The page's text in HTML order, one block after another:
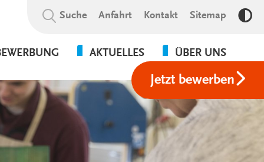
Suchbegriff:
Suche Anfahrt Kontakt Sitemap
AKTUELLES
NEWS
VERANSTALTUNGEN
GALERIE
ÜBER UNS
Jetzt bewerben